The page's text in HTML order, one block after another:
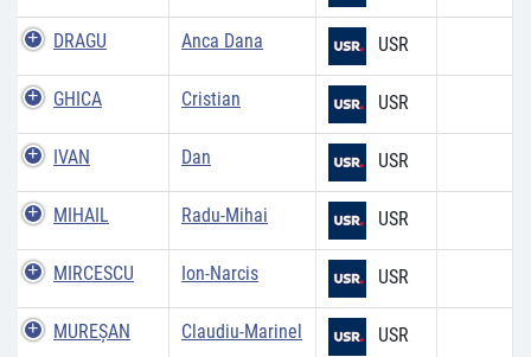
DRAGU Anca Dana USR
GHICA Cristian USR
IVAN Dan USR
MIHAIL Radu-Mihai USR
MIRCESCU Ion-Narcis USR
MUREŞAN Claudiu-Marinel USR